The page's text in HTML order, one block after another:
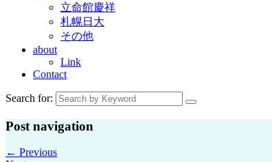
立命館慶祥
札幌日大
その他
about
Link
Contact
Search for:
Post navigation
← Previous